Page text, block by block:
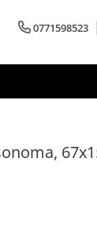
0771598523